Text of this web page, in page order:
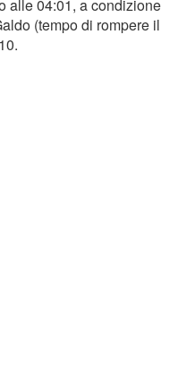
alle 04:01, a condizione
(tempo di rompere il